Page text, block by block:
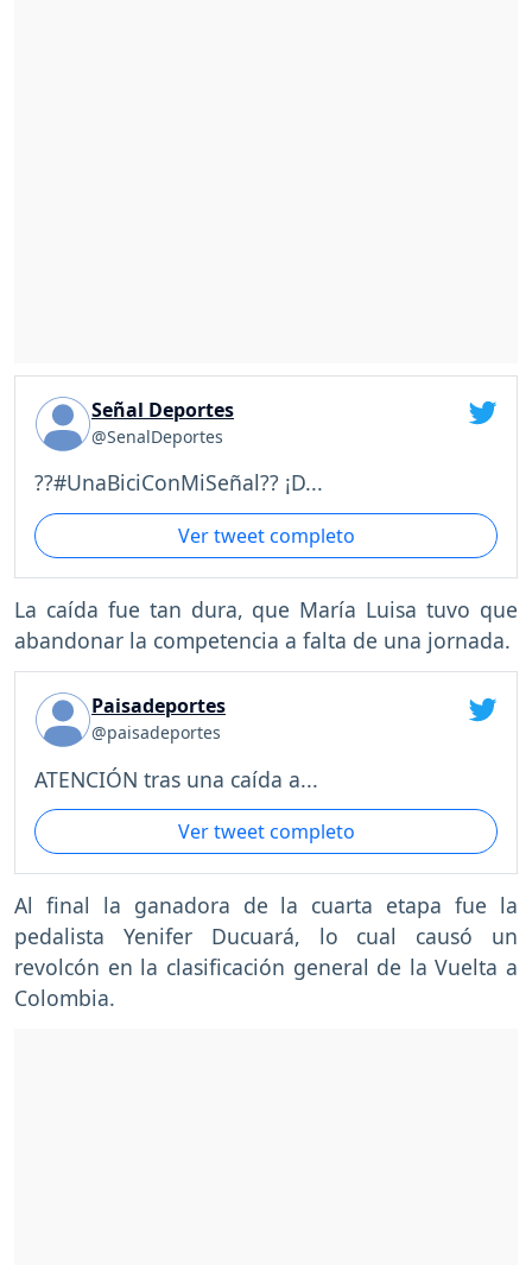
Señal Deportes
@SenalDeportes
??#UnaBiciConMiSeñal?? ¡D...
Ver tweet completo
La caída fue tan dura, que María Luisa tuvo que
abandonar la competencia a falta de una jornada.
Paisadeportes
@paisadeportes
ATENCIÓN tras una caída a...
Ver tweet completo
Al final la ganadora de la cuarta etapa fue la
pedalista Yenifer Ducuará, lo cual causó un
revolcón en la clasificación general de la Vuelta a
Colombia.